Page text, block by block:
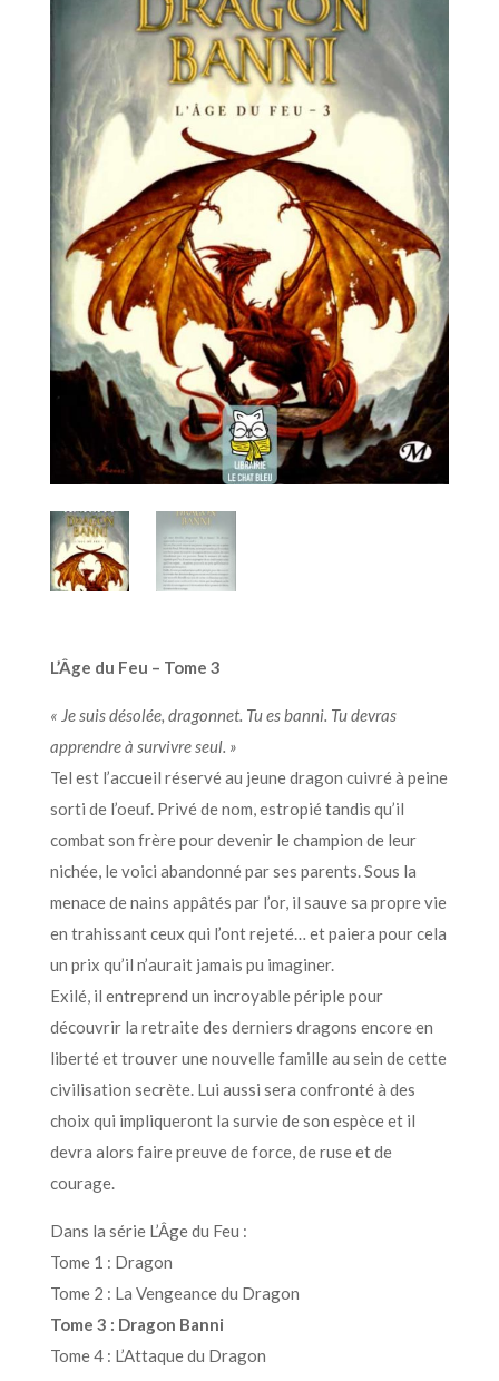
L’Âge du Feu – Tome 3
« Je suis désolée, dragonnet. Tu es banni. Tu devras
apprendre à survivre seul. »
Tel est l’accueil réservé au jeune dragon cuivré à peine
sorti de l’oeuf. Privé de nom, estropié tandis qu’il
combat son frère pour devenir le champion de leur
nichée, le voici abandonné par ses parents. Sous la
menace de nains appâtés par l’or, il sauve sa propre vie
en trahissant ceux qui l’ont rejeté… et paiera pour cela
un prix qu’il n’aurait jamais pu imaginer.
Exilé, il entreprend un incroyable périple pour
découvrir la retraite des derniers dragons encore en
liberté et trouver une nouvelle famille au sein de cette
civilisation secrète. Lui aussi sera confronté à des
choix qui impliqueront la survie de son espèce et il
devra alors faire preuve de force, de ruse et de
courage.
Dans la série L’Âge du Feu :
Tome 1 : Dragon
Tome 2 : La Vengeance du Dragon
Tome 3 : Dragon Banni
Tome 4 : L’Attaque du Dragon